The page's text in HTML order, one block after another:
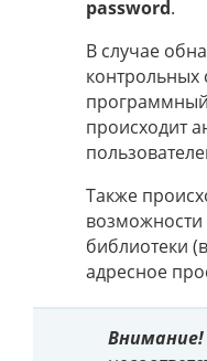
password.
В случае
происходит
Также
возможности
библиотеки
адресное
Внимание!